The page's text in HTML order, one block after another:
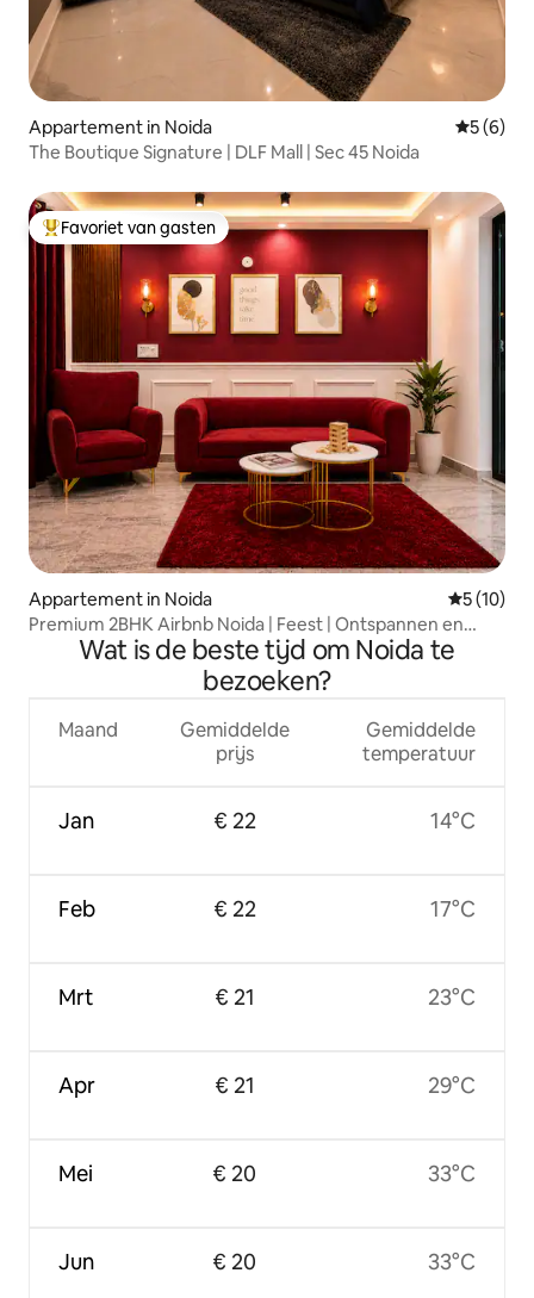
Appartement in Noida
5 (6)
The Boutique Signature | DLF Mall | Sec 45 Noida
Topfavoriet van gasten
Favoriet van gasten
Appartement in Noida
5 (10)
Premium 2BHK Airbnb Noida | Feest | Ontspannen en
chillenWat is de beste tijd om Noida te
bezoeken?
Maand
Jan
Feb
Mrt
Apr
Mei
Jun
Gemiddelde
prijs
€ 22
€ 22
€ 21
€ 21
€ 20
€ 20
Gemiddelde
temperatuur
14°C
17°C
23°C
29°C
33°C
33°C